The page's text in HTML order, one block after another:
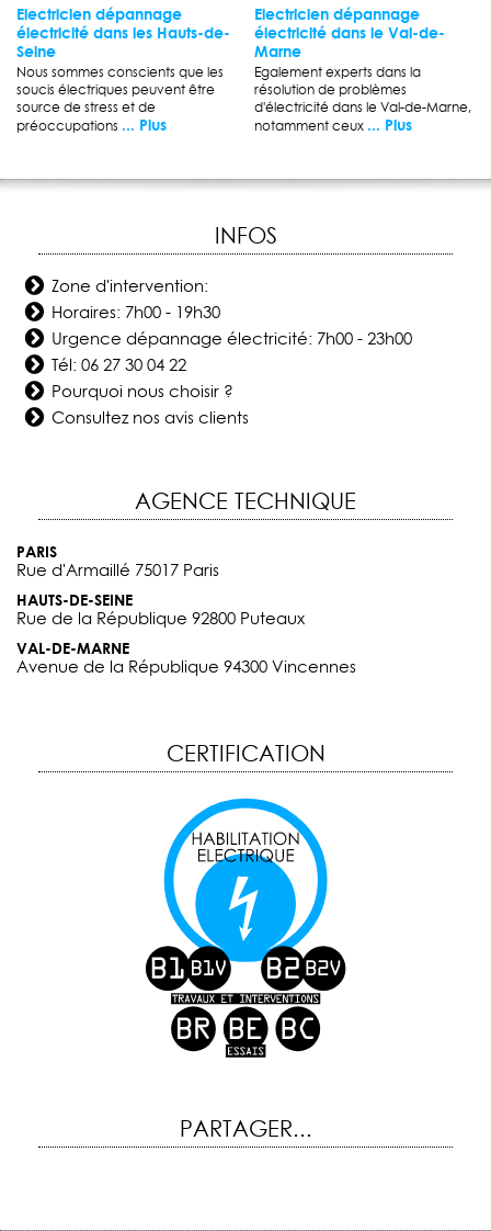
Electricien dépannage
électricité dans les Hauts-de-
Seine
Nous sommes conscients que les
soucis électriques peuvent être
source de stress et de
préoccupations ... Plus
Electricien dépannage
électricité dans le Val-de-
Marne
Egalement experts dans la
résolution de problèmes
d'électricité dans le Val-de-Marne,
notamment ceux ... Plus
INFOS
Zone d'intervention:
Horaires: 7h00 - 19h30
Urgence dépannage électricité: 7h00 - 23h00
Tél:06 27 30 04 22
Pourquoi nous choisir ?
Consultez nos avis clients
AGENCE TECHNIQUE
PARIS
Rue d'Armaillé 75017 Paris
HAUTS-DE-SEINE
Rue de la République 92800 Puteaux
VAL-DE-MARNE
Avenue de la République 94300 Vincennes
CERTIFICATION
PARTAGER...